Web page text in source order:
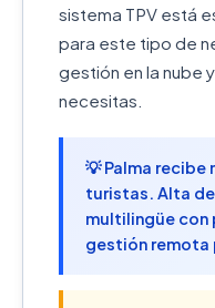
sistema TPV está
para este tipo de
gestión en la nube
necesitas.
💡 Palma recibe
turistas. Alta
multilingüe con
gestión remota